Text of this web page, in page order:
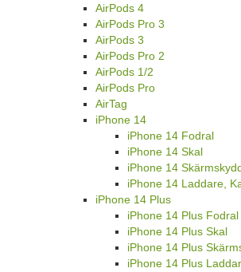
AirPods 4
AirPods Pro 3
AirPods 3
AirPods Pro 2
AirPods 1/2
AirPods Pro
AirTag
iPhone 14
iPhone 14 Fodral
iPhone 14 Skal
iPhone 14
iPhone 14 Laddare,
iPhone 14 Plus
iPhone 14 Plus Fodral
iPhone 14 Plus Skal
iPhone 14 Plus
iPhone 14 Plus